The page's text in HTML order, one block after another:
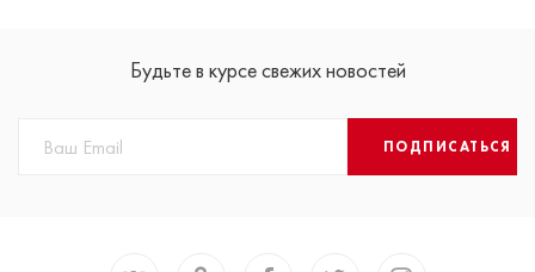
Будьте в курсе свежих новостей
ПОДПИСАТЬСЯ